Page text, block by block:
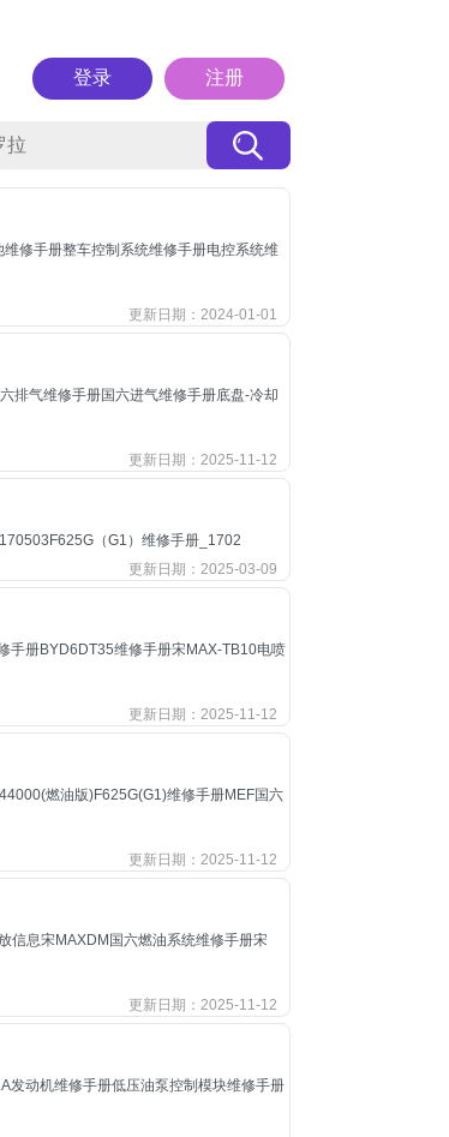
登录 注册
修手册整车控制系统维修手册电控系统维
更新日期：2024-01-01
排气维修手册国六进气维修手册底盘-冷却
更新日期：2025-11-12
（G1）维修手册_1702
更新日期：2025-03-09
手册BYD6DT35维修手册宋MAX-TB10电喷
更新日期：2025-11-12
燃油版)F625G(G1)维修手册MEF国六
更新日期：2025-11-12
信息宋MAXDM国六燃油系统维修手册宋
更新日期：2025-11-12
发动机维修手册低压油泵控制模块维修手册